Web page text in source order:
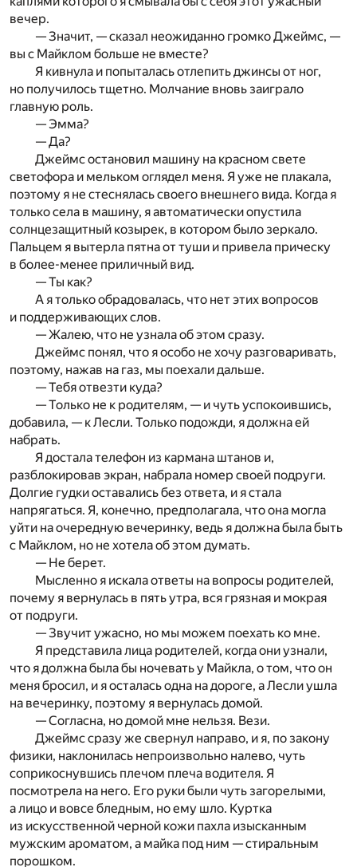
вечер.
— Значит, — сказал неожиданно громко Джеймс, —
вы с Майклом больше не вместе?
Я кивнула и попыталась отлепить джинсы от ног,
но получилось тщетно. Молчание вновь заиграло
главную роль.
— Эмма?
— Да?
Джеймс остановил машину на красном свете
светофора и мельком оглядел меня. Я уже не плакала,
поэтому я не стеснялась своего внешнего вида. Когда я
только села в машину, я автоматически опустила
солнцезащитный козырек, в котором было зеркало.
Пальцем я вытерла пятна от туши и привела прическу
в более-менее приличный вид.
— Ты как?
А я только обрадовалась, что нет этих вопросов
и поддерживающих слов.
— Жалею, что не узнала об этом сразу.
Джеймс понял, что я особо не хочу разговаривать,
поэтому, нажав на газ, мы поехали дальше.
— Тебя отвезти куда?
— Только не к родителям, — и чуть успокоившись,
добавила, — к Лесли. Только подожди, я должна ей
набрать.
Я достала телефон из кармана штанов и,
разблокировав экран, набрала номер своей подруги.
Долгие гудки оставались без ответа, и я стала
напрягаться. Я, конечно, предполагала, что она могла
уйти на очередную вечеринку, ведь я должна была быть
с Майклом, но не хотела об этом думать.
— Не берет.
Мысленно я искала ответы на вопросы родителей,
почему я вернулась в пять утра, вся грязная и мокрая
от подруги.
— Звучит ужасно, но мы можем поехать ко мне.
Я представила лица родителей, когда они узнали,
что я должна была бы ночевать у Майкла, о том, что он
меня бросил, и я осталась одна на дороге, а Лесли ушла
на вечеринку, поэтому я вернулась домой.
— Согласна, но домой мне нельзя. Вези.
Джеймс сразу же свернул направо, и я, по закону
физики, наклонилась непроизвольно налево, чуть
соприкоснувшись плечом плеча водителя. Я
посмотрела на него. Его руки были чуть загорелыми,
а лицо и вовсе бледным, но ему шло. Куртка
из искусственной черной кожи пахла изысканным
мужским ароматом, а майка под ним — стиральным
порошком.